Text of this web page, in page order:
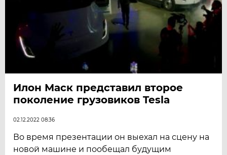
Илон Маск представил второе
поколение грузовиков Tesla
02.12.2022 08:36
Во время презентации он выехал на сцену на
новой машине и пообещал будущим